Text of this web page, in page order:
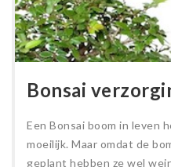
Bonsai
Een Bonsai boom in leven
moeilijk. Maar omdat de
geplant hebben ze wel